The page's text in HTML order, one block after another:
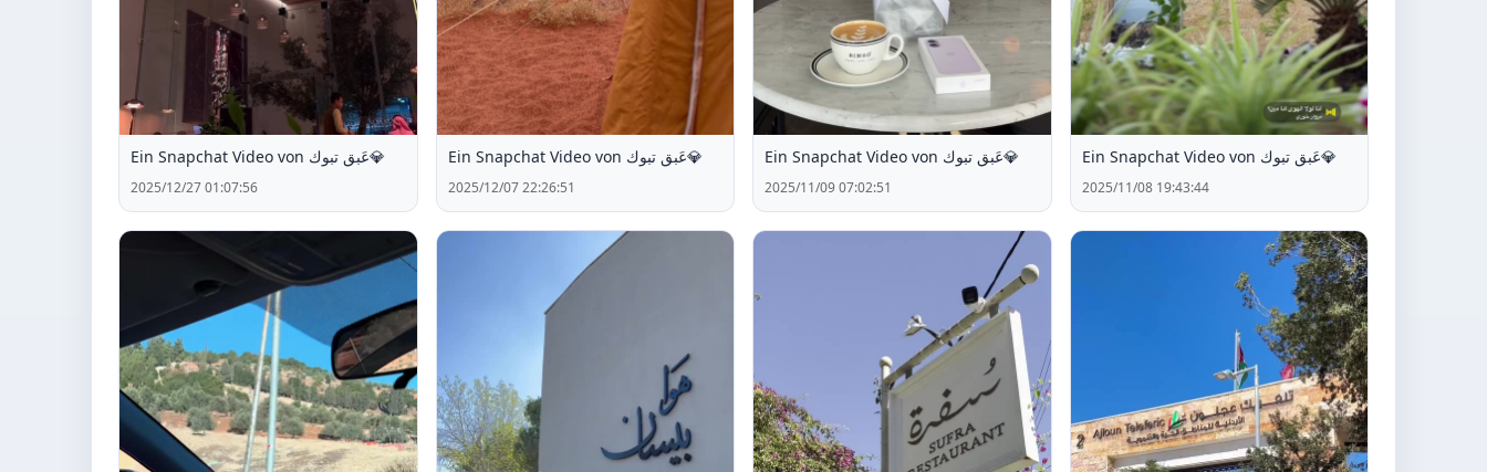
Ein Snapchat Video von عَبق تبوك💎
2025/12/27 01:07:56
Ein Snapchat Video von عَبق تبوك💎
2025/12/07 22:26:51
Ein Snapchat Video von عَبق تبوك💎
2025/11/09 07:02:51
Ein Snapchat Video von عَبق تبوك💎
2025/11/08 19:43:44